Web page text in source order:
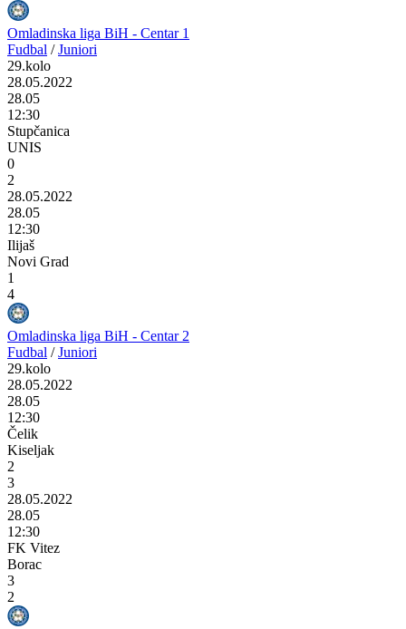
Omladinska liga BiH - Centar 1
Fudbal / Juniori
29.kolo
28.05.2022
28.05
12:30
Stupčanica
UNIS
0
2
28.05.2022
28.05
12:30
Ilijaš
Novi Grad
1
4
Omladinska liga BiH - Centar 2
Fudbal / Juniori
29.kolo
28.05.2022
28.05
12:30
Čelik
Kiseljak
2
3
28.05.2022
28.05
12:30
FK Vitez
Borac
3
2